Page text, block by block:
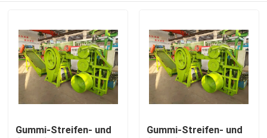
Gummi-Streifen- und
Gummi-Streifen- und